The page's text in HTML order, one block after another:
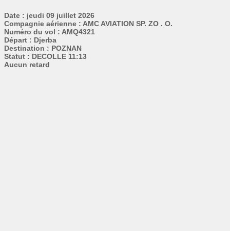
Date : jeudi 09 juillet 2026
Compagnie aérienne : AMC AVIATION SP. ZO . O.
Numéro du vol : AMQ4321
Départ : Djerba
Destination : POZNAN
Statut : DECOLLE 11:13
Aucun retard